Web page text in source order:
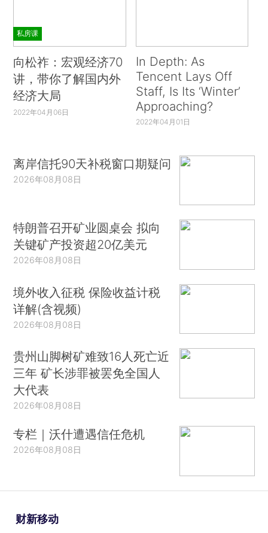
私房课
向松祚：宏观经济70
讲，带你了解国内外
经济大局
2022年04月06日
In Depth: As
Tencent Lays Off
Staff, Is Its ‘Winter’
Approaching?
2022年04月01日
离岸信托90天补税窗口期疑问
2026年08月08日
特朗普召开矿业圆桌会 拟向
关键矿产投资超20亿美元
2026年08月08日
境外收入征税 保险收益计税
详解(含视频)
2026年08月08日
贵州山脚树矿难致16人死亡近
三年 矿长涉罪被罢免全国人
大代表
2026年08月08日
专栏｜沃什遭遇信任危机
2026年08月08日
财新移动